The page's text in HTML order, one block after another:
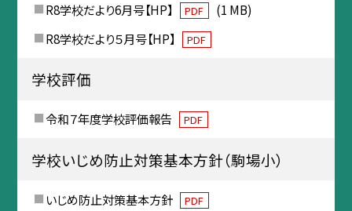
R8学校だより6月号【HP】
PDF
(1 MB)
R8学校だより５月号【HP】
PDF
学校評価
令和７年度学校評価報告 PDF
学校いじめ防止対策基本方針（駒場小）
いじめ防止対策基本方針 PDF